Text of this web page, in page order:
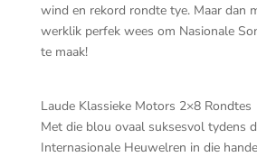
wind en rekord rondte tye. Maar dan
werklik perfek wees om Nasionale
te maak!
Laude Klassieke Motors 2×8 Rondtes
Met die blou ovaal suksesvol tydens
Internasionale Heuwelren in die